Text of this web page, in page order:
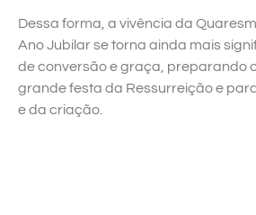
Dessa forma, a vivência da
Ano Jubilar se torna ainda mais
de conversão e graça, preparando
grande festa da Ressurreição e
e da criação.